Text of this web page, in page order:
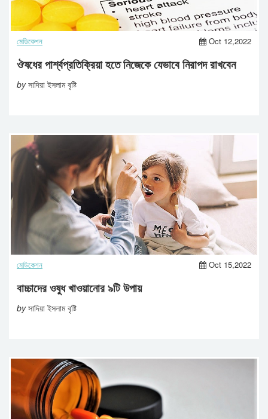
মেডিকেশন Oct 12,2022
ঔষধের পার্শ্বপ্রতিক্রিয়া হতে নিজেকে যেভাবে নিরাপদ রাখবেন
byসাদিয়া ইসলাম বৃষ্টি
মেডিকেশন Oct 15,2022
বাচ্চাদের ওষুধ খাওয়ানোর ৯টি উপায়
byসাদিয়া ইসলাম বৃষ্টি